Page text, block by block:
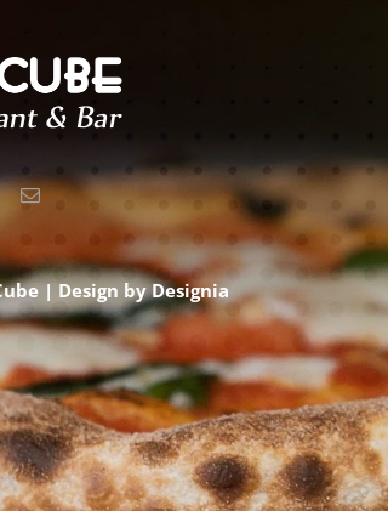
| Design byDesignia